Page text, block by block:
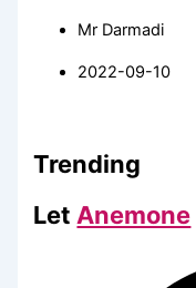
Mr Darmadi
2022-09-10
Trending
Let Anemone